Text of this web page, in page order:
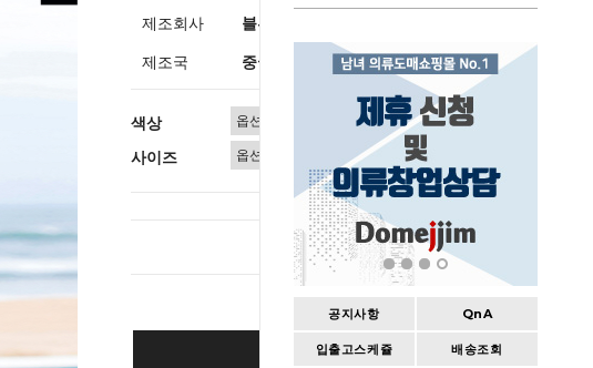
공지사항 QnA
입출고스케쥴 배송조회
제조회사 블루모드제휴사
제조국 중국
색상
사이즈
BUY IT NOW